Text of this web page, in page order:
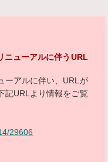
ニューアルに伴うURL
ーアルに伴い、URLが
記URLより情報をご覧
29606